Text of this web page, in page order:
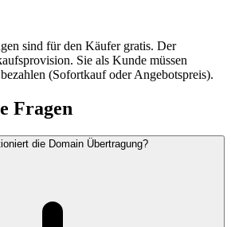
sind für den Käufer gratis. Der
Sie als Kunde müssen
(Sofortkauf oder Angebotspreis).
Fragen
die Domain Übertragung?